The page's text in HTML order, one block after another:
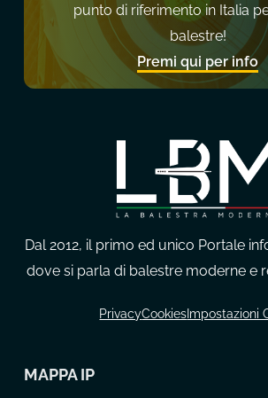
punto di riferimento in Italia
balestre!
Premi qui per info
Dal 2012, il primo ed unico Portale
dove si parla di balestre moderne e
PrivacyCookies Impostazioni
MAPPA IP